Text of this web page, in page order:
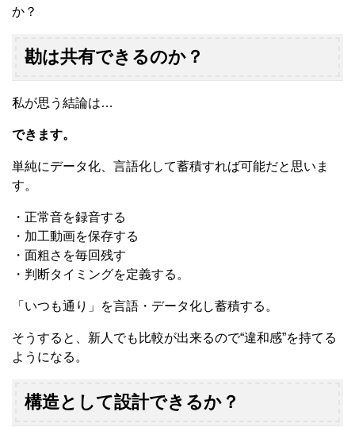
か？
勘は共有できるのか？
私が思う結論は…
できます。
単純にデータ化、言語化して蓄積すれば可能だと思いま
す。
・正常音を録音する
・加工動画を保存する
・面粗さを毎回残す
・判断タイミングを定義する。
「いつも通り」を言語・データ化し蓄積する。
そうすると、新人でも比較が出来るので“違和感”を持てる
ようになる。
構造として設計できるか？